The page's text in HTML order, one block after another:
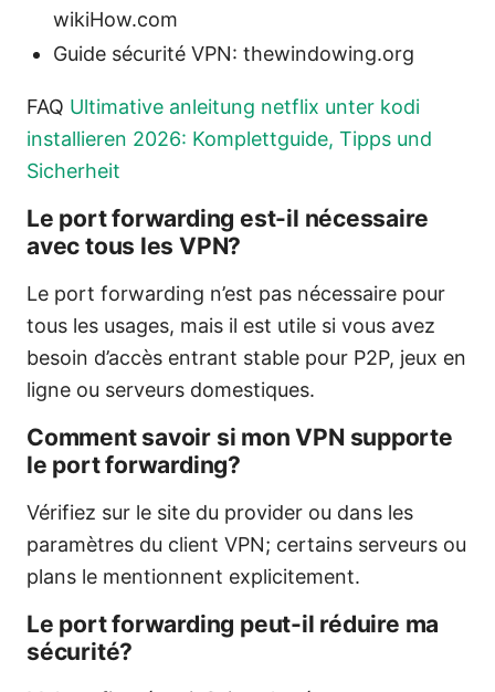
wikiHow.com
Guide sécurité VPN: thewindowing.org
FAQ Ultimative anleitung netflix unter kodi
installieren 2026: Komplettguide, Tipps und
Sicherheit
Le port forwarding est-il nécessaire
avec tous les VPN?
Le port forwarding n’est pas nécessaire pour
tous les usages, mais il est utile si vous avez
besoin d’accès entrant stable pour P2P, jeux en
ligne ou serveurs domestiques.
Comment savoir si mon VPN supporte
le port forwarding?
Vérifiez sur le site du provider ou dans les
paramètres du client VPN; certains serveurs ou
plans le mentionnent explicitement.
Le port forwarding peut-il réduire ma
sécurité?